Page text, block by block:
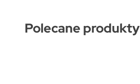
Polecane produkty